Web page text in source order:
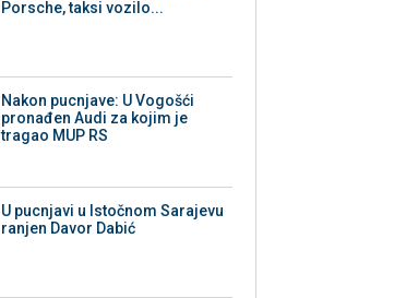
Porsche, taksi vozilo...
Nakon pucnjave: U Vogošći
pronađen Audi za kojim je
tragao MUP RS
U pucnjavi u Istočnom Sarajevu
ranjen Davor Dabić